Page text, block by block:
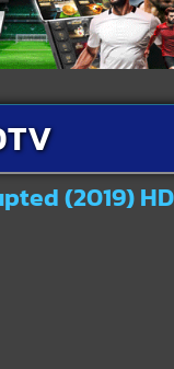
(2019)